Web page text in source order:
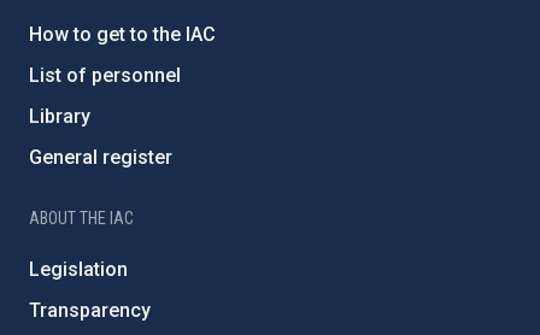
How to get to the IAC
List of personnel
Library
General register
ABOUT THE IAC
Legislation
Transparency